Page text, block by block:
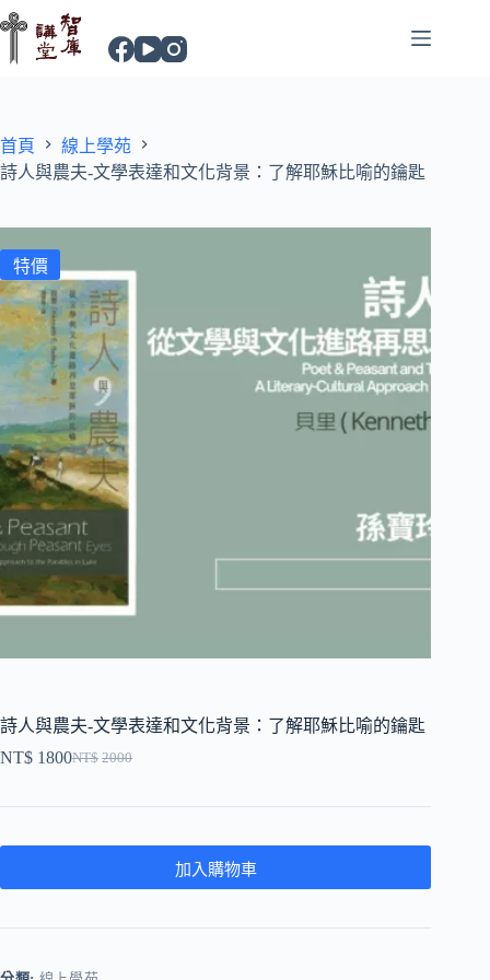
首頁
線上學苑
詩人與農夫-文學表達和文化背景：了解耶穌比喻的鑰匙
特價
詩人與農夫-文學表達和文化背景：了解耶穌比喻的鑰匙
NT$ 2000
NT$ 1800
加入購物車